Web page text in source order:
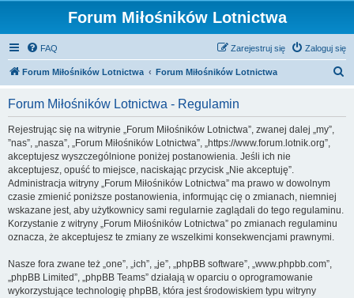
Forum Miłośników Lotnictwa
FAQ Zaloguj się
Zarejestruj się
Forum Miłośników Lotnictwa Forum Miłośników Lotnictwa
Forum Miłośników Lotnictwa - Regulamin
Rejestrując się na witrynie „Forum Miłośników Lotnictwa”, zwanej dalej „my”,
”nas”, „nasza”, „Forum Miłośników Lotnictwa”, „https://www.forum.lotnik.org”,
akceptujesz wyszczególnione poniżej postanowienia. Jeśli ich nie
akceptujesz, opuść to miejsce, naciskając przycisk „Nie akceptuję”.
Administracja witryny „Forum Miłośników Lotnictwa” ma prawo w dowolnym
czasie zmienić poniższe postanowienia, informując cię o zmianach, niemniej
wskazane jest, aby użytkownicy sami regularnie zaglądali do tego regulaminu.
Korzystanie z witryny „Forum Miłośników Lotnictwa” po zmianach regulaminu
oznacza, że akceptujesz te zmiany ze wszelkimi konsekwencjami prawnymi.
Nasze fora zwane też „one”, „ich”, „je”, „phpBB software”, „www.phpbb.com”,
„phpBB Limited”, „phpBB Teams” działają w oparciu o oprogramowanie
wykorzystujące technologię phpBB, która jest środowiskiem typu witryny